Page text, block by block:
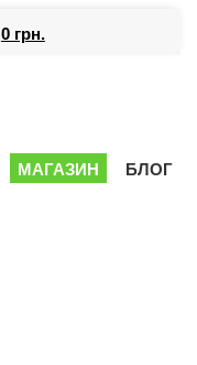
0 грн.
МАГАЗИН БЛОГ